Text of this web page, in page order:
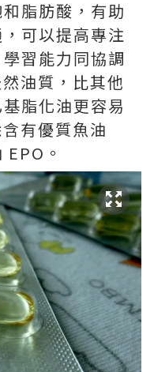
脂肪酸，有助
可以提高專注
習能力同協調
油質，比其他
脂化油更容易
有優質魚油
。